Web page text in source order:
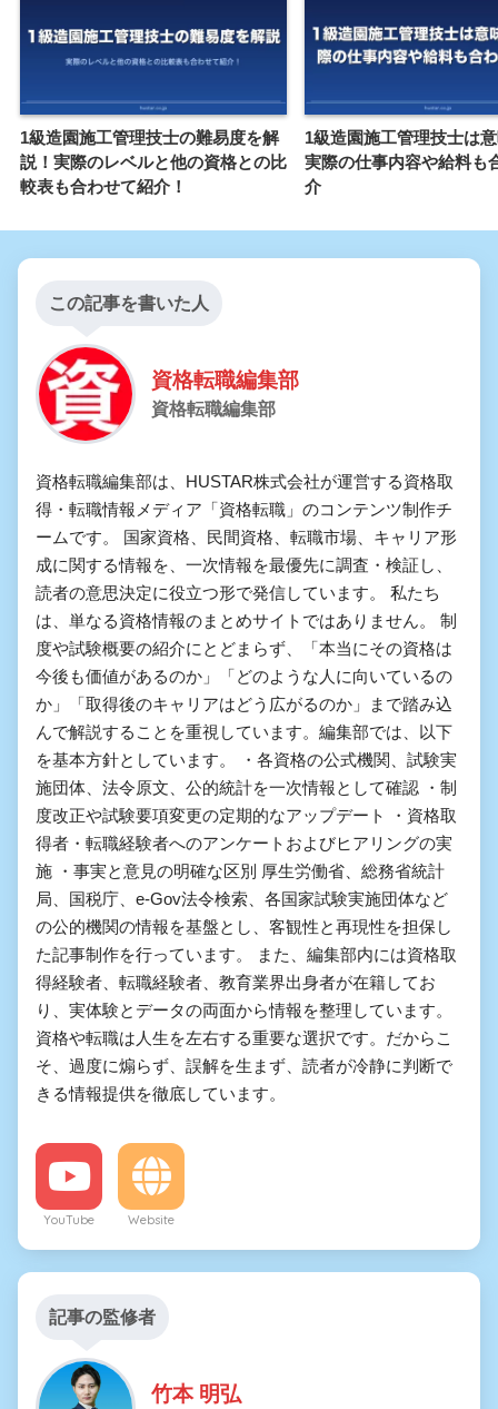
1級造園施工管理技士の難易度を解
説！実際のレベルと他の資格との比
較表も合わせて紹介！
1級造園施工管理技士は
実際の仕事内容や給料も
介
この記事を書いた人
資格転職編集部
資格転職編集部
資格転職編集部は、HUSTAR株式会社が運営する資格取
得・転職情報メディア「資格転職」のコンテンツ制作チ
ームです。 国家資格、民間資格、転職市場、キャリア形
成に関する情報を、一次情報を最優先に調査・検証し、
読者の意思決定に役立つ形で発信しています。 私たち
は、単なる資格情報のまとめサイトではありません。 制
度や試験概要の紹介にとどまらず、「本当にその資格は
今後も価値があるのか」「どのような人に向いているの
か」「取得後のキャリアはどう広がるのか」まで踏み込
んで解説することを重視しています。編集部では、以下
を基本方針としています。 ・各資格の公式機関、試験実
施団体、法令原文、公的統計を一次情報として確認 ・制
度改正や試験要項変更の定期的なアップデート ・資格取
得者・転職経験者へのアンケートおよびヒアリングの実
施 ・事実と意見の明確な区別 厚生労働省、総務省統計
局、国税庁、e-Gov法令検索、各国家試験実施団体など
の公的機関の情報を基盤とし、客観性と再現性を担保し
た記事制作を行っています。 また、編集部内には資格取
得経験者、転職経験者、教育業界出身者が在籍してお
り、実体験とデータの両面から情報を整理しています。
資格や転職は人生を左右する重要な選択です。だからこ
そ、過度に煽らず、誤解を生まず、読者が冷静に判断で
きる情報提供を徹底しています。
YouTube Website
記事の監修者
竹本 明弘